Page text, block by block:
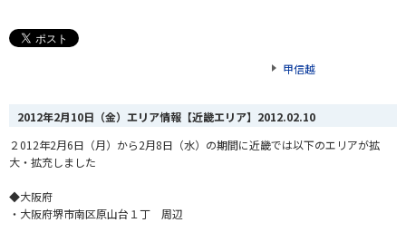
甲信越
2012年2月10日（金）エリア情報【近畿エリア】 2012.02.10
２012年2月6日（月）から2月8日（水）の期間に近畿では以下のエリアが拡
大・拡充しました
◆大阪府
・大阪府堺市南区原山台１丁 周辺